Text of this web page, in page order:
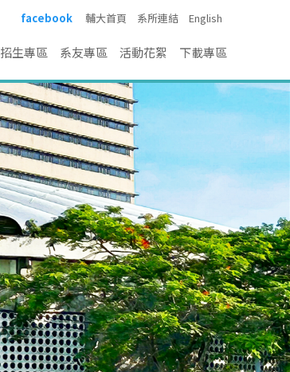
facebook 輔大首頁 系所連結 English
招生專區 系友專區 活動花絮 下載專區